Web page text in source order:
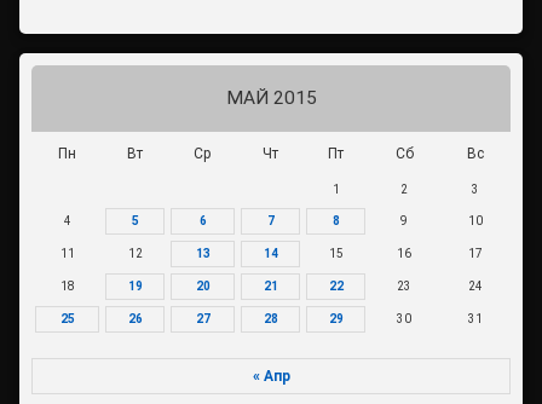
МАЙ 2015
Пн Вт Ср Чт Пт Сб Вс
1 2 3
4 5 6 7 8 9 10
11 12 13 14 15 16 17
18 19 20 21 22 23 24
25 26 27 28 29 30 31
« Апр